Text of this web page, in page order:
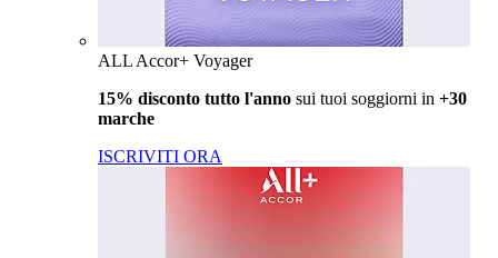
ALL Accor+ Voyager
15% disconto tutto l'anno sui tuoi soggiorni in +30
marche
ISCRIVITI ORA